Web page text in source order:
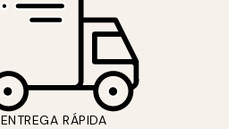
ENTREGA RÁPIDA